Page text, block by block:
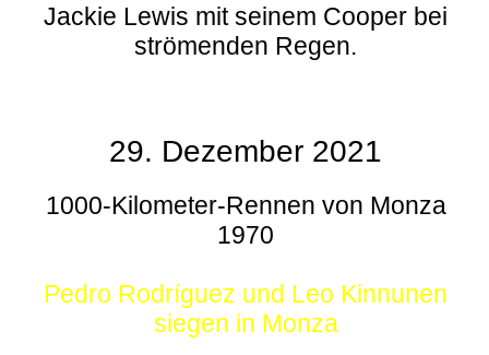
Jackie Lewis mit seinem Cooper bei
strömenden Regen.
29. Dezember 2021
1000-Kilometer-Rennen von Monza
1970
Pedro Rodríguez und Leo Kinnunen
siegen in Monza